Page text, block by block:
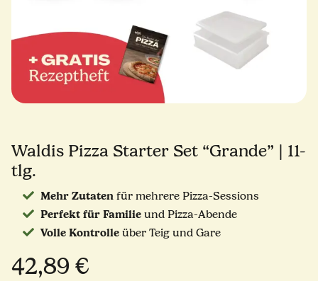
Waldis Pizza Starter Set “Grande” | 11-
tlg.
Mehr Zutatenfür mehrere Pizza-Sessions
Perfekt für Familieund Pizza-Abende
Volle Kontrolle über Teig und Gare
42,89 €